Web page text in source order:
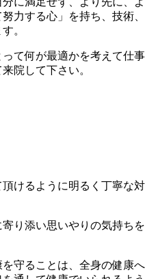
力する心」を持ち、技術、
。
って何が最適かを考えて仕事
院して下さい。
けるように明るく丁寧な対
寄り添い思いやりの気持ちを
を守ることは、全身の健康へ